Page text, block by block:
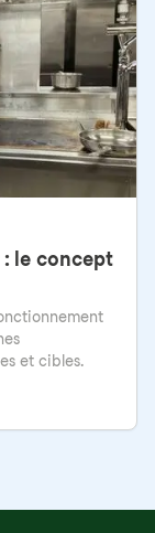
le concept
et cibles.